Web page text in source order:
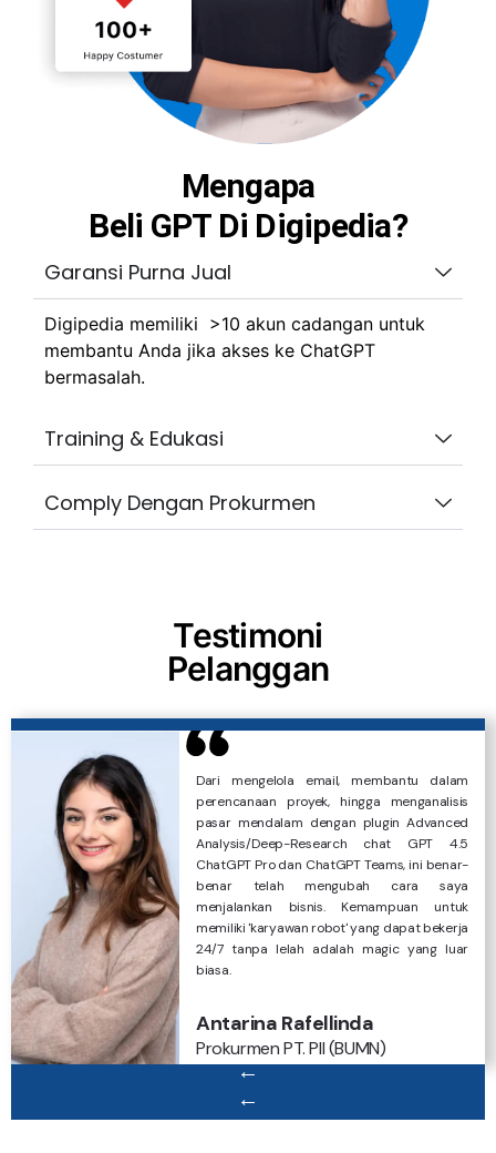
Mengapa
Beli GPT Di Digipedia?
Garansi Purna Jual
Digipedia memiliki >10 akun cadangan untuk
membantu Anda jika akses ke ChatGPT
bermasalah.
Training & Edukasi
Comply Dengan Prokurmen
Testimoni
Pelanggan
Dari mengelola email, membantu dalam
perencanaan proyek, hingga menganalisis
pasar mendalam dengan plugin Advanced
Analysis/Deep-Research chat GPT 4.5
ChatGPT Pro dan ChatGPT Teams, ini benar-
benar telah mengubah cara saya
menjalankan bisnis. Kemampuan untuk
memiliki 'karyawan robot' yang dapat bekerja
24/7 tanpa lelah adalah magic yang luar
biasa.
Antarina Rafellinda
Prokurmen PT. PII (BUMN)
→
yang dibuat cepat untuk melayani 12.000
user per hari, keuntungan Edu-tech kami
melesat naik. Thanks Digipedia sudah
→
Database server ESXi kami yang terkena
ransomware bisa pulih 100% dengan jasa
decrypt ransomware digipedia!. Proses
decryptor berjalan lancar selama 2 hari
dengan seluruh VMDK dan MDF pulih setelah
dekripsi. Terimakasih juga karena sudah